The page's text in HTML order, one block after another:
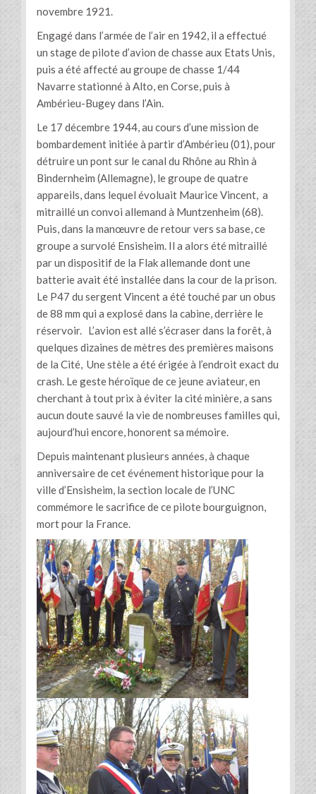
novembre 1921.
Engagé dans l’armée de l’air en 1942, il a effectué
un stage de pilote d’avion de chasse aux Etats Unis,
puis a été affecté au groupe de chasse 1/44
Navarre stationné à Alto, en Corse, puis à
Ambérieu-Bugey dans l’Ain.
Le 17 décembre 1944, au cours d’une mission de
bombardement initiée à partir d’Ambérieu (01), pour
détruire un pont sur le canal du Rhône au Rhin à
Bindernheim (Allemagne), le groupe de quatre
appareils, dans lequel évoluait Maurice Vincent, a
mitraillé un convoi allemand à Muntzenheim (68).
Puis, dans la manœuvre de retour vers sa base, ce
groupe a survolé Ensisheim. Il a alors été mitraillé
par un dispositif de la Flak allemande dont une
batterie avait été installée dans la cour de la prison.
Le P47 du sergent Vincent a été touché par un obus
de 88 mm qui a explosé dans la cabine, derrière le
réservoir. L’avion est allé s’écraser dans la forêt, à
quelques dizaines de mètres des premières maisons
de la Cité, Une stèle a été érigée à l’endroit exact du
crash. Le geste héroïque de ce jeune aviateur, en
cherchant à tout prix à éviter la cité minière, a sans
aucun doute sauvé la vie de nombreuses familles qui,
aujourd’hui encore, honorent sa mémoire.
Depuis maintenant plusieurs années, à chaque
anniversaire de cet événement historique pour la
ville d’Ensisheim, la section locale de l’UNC
commémore le sacrifice de ce pilote bourguignon,
mort pour la France.